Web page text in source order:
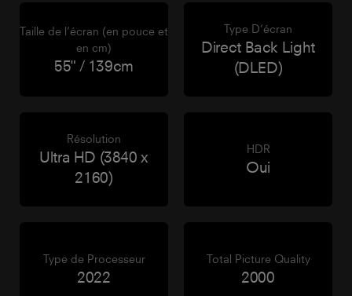
Taille de l’écran (en pouce et
en cm)
55" / 139cm
Type D’écran
Direct Back Light
(DLED)
Résolution
Ultra HD (3840 x
2160)
HDR
Oui
Type de Processeur
2022
Total Picture Quality
2000